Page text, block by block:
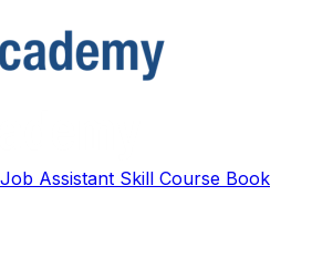
Job Assistant Skill Course Book